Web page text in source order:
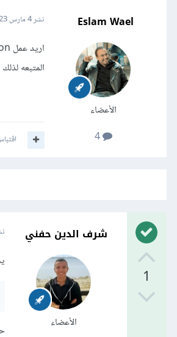
Eslam Wael
الأعضاء
4
نشر4 مارس 2023
المتبعه
1
شرف الدين حفني
الأعضاء